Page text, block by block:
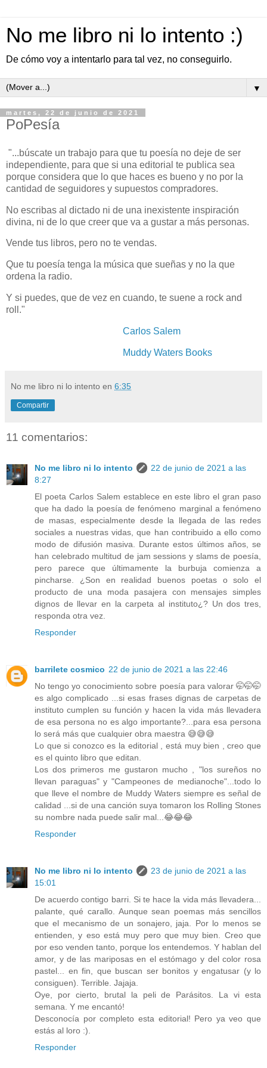
No me libro ni lo intento :)
De cómo voy a intentarlo para tal vez, no conseguirlo.
▼
martes, 22 de junio de 2021
PoPesía
"...búscate un trabajo para que tu poesía no deje de ser
independiente, para que si una editorial te publica sea
porque considera que lo que haces es bueno y no por la
cantidad de seguidores y supuestos compradores.
No escribas al dictado ni de una inexistente inspiración
divina, ni de lo que creer que va a gustar a más personas.
Vende tus libros, pero no te vendas.
Que tu poesía tenga la música que sueñas y no la que
ordena la radio.
Y si puedes, que de vez en cuando, te suene a rock and
roll."
Carlos Salem
Muddy Waters Books
No me libro ni lo intento en 6:35
Compartir
11 comentarios:
No me libro ni lo intento
22 de junio de 2021 a las
8:27
El poeta Carlos Salem establece en este libro el gran paso
que ha dado la poesía de fenómeno marginal a fenómeno
de masas, especialmente desde la llegada de las redes
sociales a nuestras vidas, que han contribuido a ello como
modo de difusión masiva. Durante estos últimos años, se
han celebrado multitud de jam sessions y slams de poesía,
pero parece que últimamente la burbuja comienza a
pincharse. ¿Son en realidad buenos poetas o solo el
producto de una moda pasajera con mensajes simples
dignos de llevar en la carpeta al instituto¿? Un dos tres,
responda otra vez.
Responder
barrilete cosmico 22 de junio de 2021 a las 22:46
No tengo yo conocimiento sobre poesía para valorar 🤭🤭🤭
es algo complicado ...si esas frases dignas de carpetas de
instituto cumplen su función y hacen la vida más llevadera
de esa persona no es algo importante?...para esa persona
lo será más que cualquier obra maestra 😅😅😅
Lo que si conozco es la editorial , está muy bien , creo que
es el quinto libro que editan.
Los dos primeros me gustaron mucho , "los sureños no
llevan paraguas" y "Campeones de medianoche"...todo lo
que lleve el nombre de Muddy Waters siempre es señal de
calidad ...si de una canción suya tomaron los Rolling Stones
su nombre nada puede salir mal...😂😂😂
Responder
No me libro ni lo intento
23 de junio de 2021 a las
15:01
De acuerdo contigo barri. Si te hace la vida más llevadera...
palante, qué carallo. Aunque sean poemas más sencillos
que el mecanismo de un sonajero, jaja. Por lo menos se
entienden, y eso está muy pero que muy bien. Creo que
por eso venden tanto, porque los entendemos. Y hablan del
amor, y de las mariposas en el estómago y del color rosa
pastel... en fin, que buscan ser bonitos y engatusar (y lo
consiguen). Terrible. Jajaja.
Oye, por cierto, brutal la peli de Parásitos. La vi esta
semana. Y me encantó!
Desconocía por completo esta editorial! Pero ya veo que
estás al loro :).
Responder